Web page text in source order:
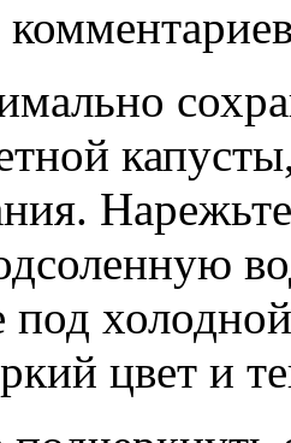
под
цвет и